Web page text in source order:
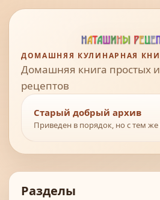
ДОМАШНЯЯ КУЛИНАРНАЯ
Домашняя книга простых
рецептов
Старый добрый архив
Приведен в порядок, но с тем
Разделы